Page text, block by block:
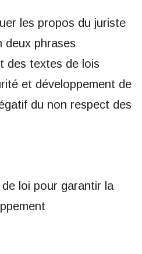
les propos du juriste
deux phrases
des textes de lois
et développement de
du non respect des
loi pour garantir la